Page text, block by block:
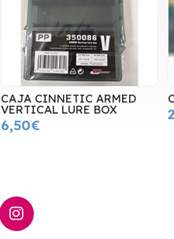
CAJA CINNETIC ARMED
VERTICAL LURE BOX
6,50€